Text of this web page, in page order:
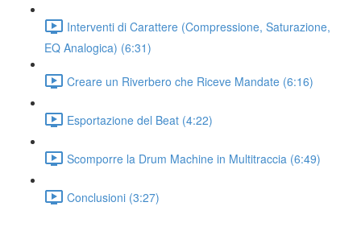
Interventi di Carattere (Compressione, Saturazione,
EQ Analogica) (6:31)
Creare un Riverbero che Riceve Mandate (6:16)
Esportazione del Beat (4:22)
Scomporre la Drum Machine in Multitraccia (6:49)
Conclusioni (3:27)